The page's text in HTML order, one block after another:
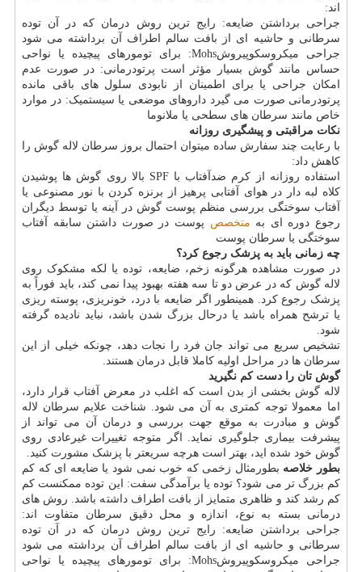
اند:
جراحی برداشتن ضایعه: رایج ترین روش درمان که در آن توده
سرطانی و حاشیه ای از بافت سالم اطراف آن برداشته می شود
جراحی میکروسکوپیروشMohs: برای تومورهای پیچیده یا نواحی
حساس مانند گوش بسیار مؤثر است پرتودرمانی: در صورت عدم
امکان جراحی یا برای اطمینان از نابودی سلول های باقی مانده
پرتودرمانی صورت می گیرد داروهای موضعی یا سیستمیک: در موارد
خاص مانند سرطان های سطحی یا ملانوما
نکات مراقبتی و پیشگیری روزانه
با رعایت چند سفارش ساده میتوان احتمال بروز سرطان لاله گوش را
کاهش داد:
استفاده روزانه از کرم ضدآفتاب با SPF بالا روی گوش ها پوشیدن
کلاه لبه دار در هوای آفتابی پرهیز از برنزه کردن با نور مصنوعی یا
آفتاب سوختگی بررسی منظم پوست گوش در آینه یا توسط دیگران
رجوع دوره ای به متخصص پوست در صورت داشتن سابقه آفتاب
سوختگی یا سرطان پوست
چه زمانی باید به پزشک رجوع کرد؟
در صورت مشاهده هرگونه زخم، ضایعه، توده یا لکه مشکوک روی
لاله گوش که در عرض دو تا سه هفته بهبود پیدا نمی کند، باید فوراً به
پزشک رجوع کرد. همینطور اگر ضایعه با درد، خونریزی، پوسته ریزی
یا ترشح همراه باشد یا درحال بزرگ شدن باشد، نباید نادیده گرفته
شود.
تشخیص سریع می تواند جان فرد را نجات دهد، چونکه خیلی از این
سرطان ها در مراحل اولیه کاملا قابل درمان هستند.
گوش تان را دست کم نگیرید
لاله گوش بخشی از بدن است که اغلب در معرض آفتاب قرار دارد،
اما معمولا توجه کمتری به آن می شود. شناخت علایم سرطان لاله
گوش و مبادرت به موقع جهت بررسی و درمان آن می تواند از
پیشرفت بیماری جلوگیری نماید. اگر متوجه تغییرات غیرعادی روی
گوش خود شده اید، بهتر است هرچه سریعتر با پزشک مشورت کنید.
بطور خلاصه بطورمثال زخمی که خوب نمی شود یا ضایعه ای که کم
کم بزرگ تر می شود؟ توده یا برآمدگی سفت: این توده ممکنست کم
کم رشد کند و ظاهری متمایز از بافت اطراف داشته باشد. روش های
درمانی بسته به نوع، اندازه و محل دقیق سرطان متفاوت اند:
جراحی برداشتن ضایعه: رایج ترین روش درمان که در آن توده
سرطانی و حاشیه ای از بافت سالم اطراف آن برداشته می شود
جراحی میکروسکوپیروشMohs: برای تومورهای پیچیده یا نواحی